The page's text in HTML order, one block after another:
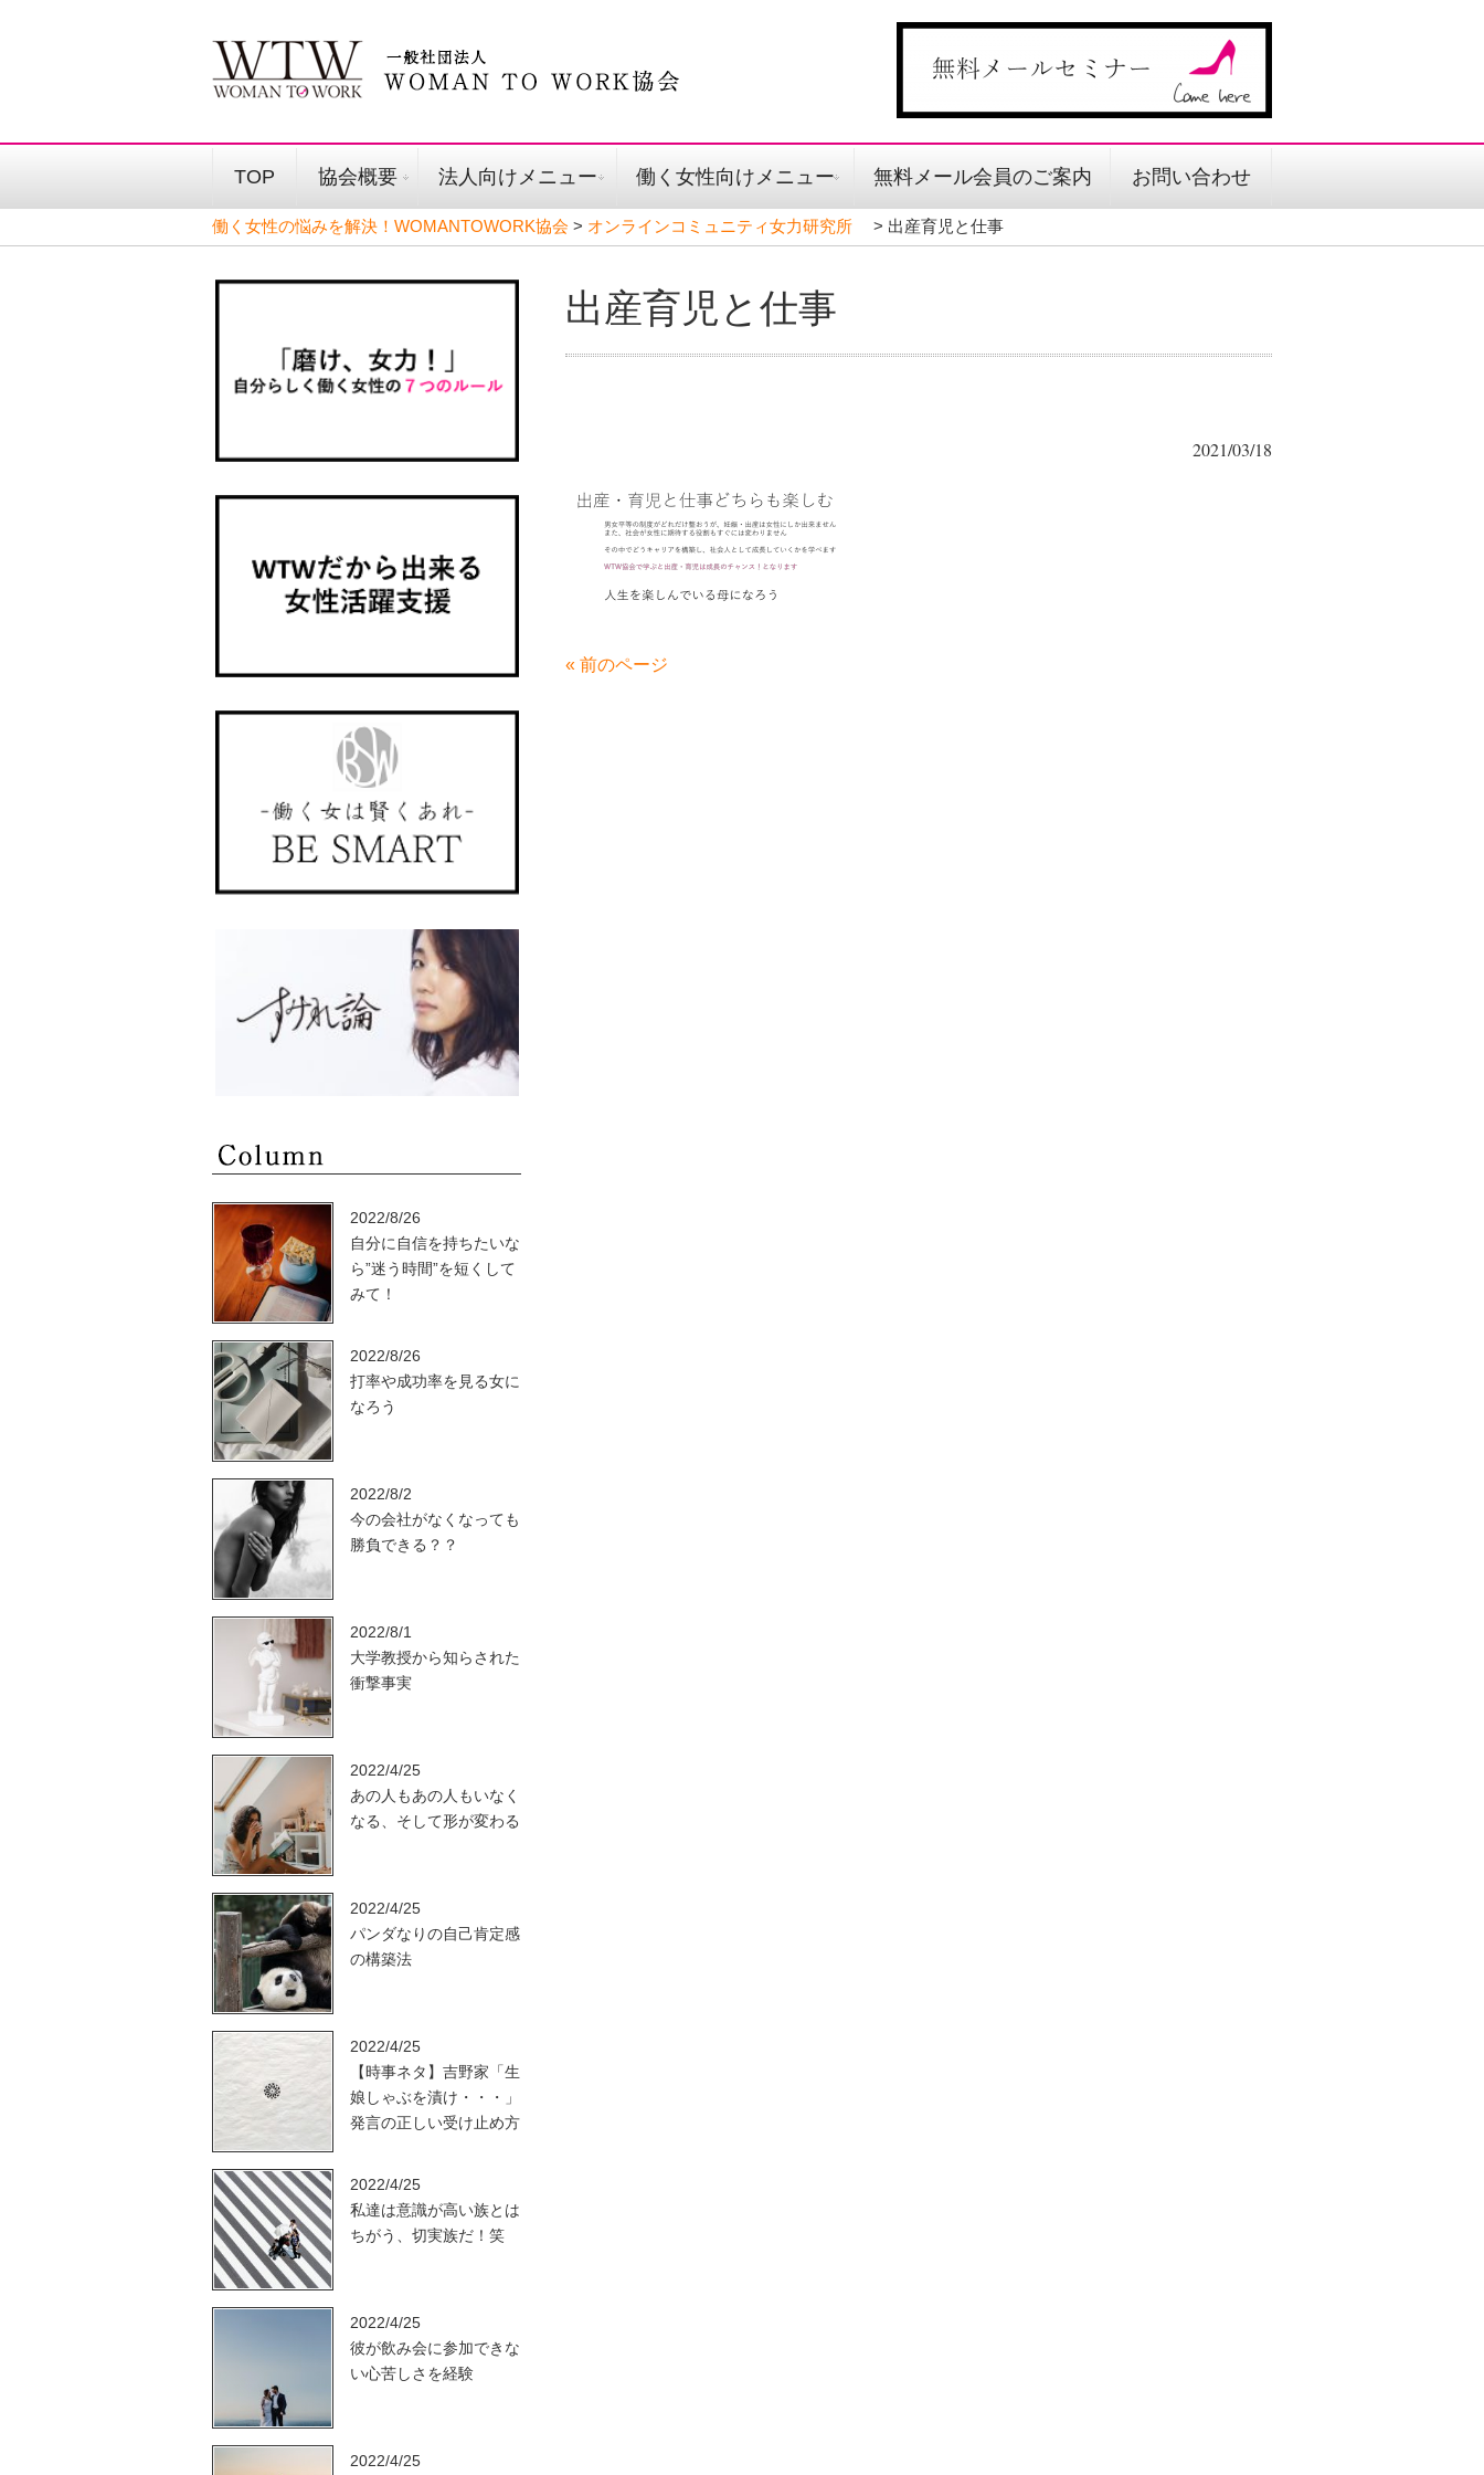
TOP 協会概要 法人向けメニュー 働く女性向けメニュー 無料メール会員のご案内 お問い合わせ
働く女性の悩みを解決！WOMANTOWORK協会 > オンラインコミュニティ女力研究所 > 出産育児と仕事
出産育児と仕事
2021/03/18
« 前のページ
2022/8/26
自分に自信を持ちたいな
ら”迷う時間”を短くして
みて！
2022/8/26
打率や成功率を見る女に
なろう
2022/8/2
今の会社がなくなっても
勝負できる？？
2022/8/1
大学教授から知らされた
衝撃事実
2022/4/25
あの人もあの人もいなく
なる、そして形が変わる
2022/4/25
パンダなりの自己肯定感
の構築法
2022/4/25
【時事ネタ】吉野家「生
娘しゃぶを漬け・・・」
発言の正しい受け止め方
2022/4/25
私達は意識が高い族とは
ちがう、切実族だ！笑
2022/4/25
彼が飲み会に参加できな
い心苦しさを経験
2022/4/25